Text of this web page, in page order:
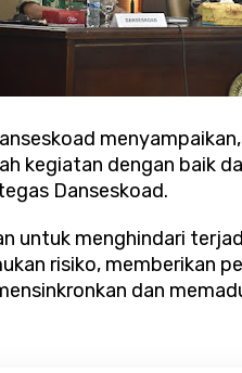
kegiatan dengan baik
Danseskoad.
untuk menghindari
risiko, memberikan
dan